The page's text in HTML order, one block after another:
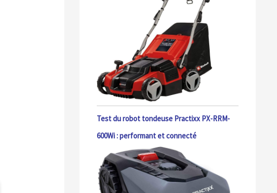
Test du robot tondeuse Practixx PX-RRM-
600Wi : performant et connecté